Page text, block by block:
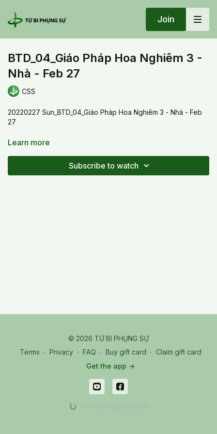
Join
BTD_04_Giáo Pháp Hoa Nghiêm 3 -
Nhà - Feb 27
CSS
20220227 Sun_BTD_04_Giáo Pháp Hoa Nghiêm 3 - Nhà - Feb
27
Bài giảng về các đề tài:
Learn more
Subscribe to watch
© 2026 TỪ BI PHỤNG SỰ
Terms ∙ Privacy ∙ FAQ ∙ Buy gift card ∙ Claim gift card
Get the app ->
Powered by Uscreen